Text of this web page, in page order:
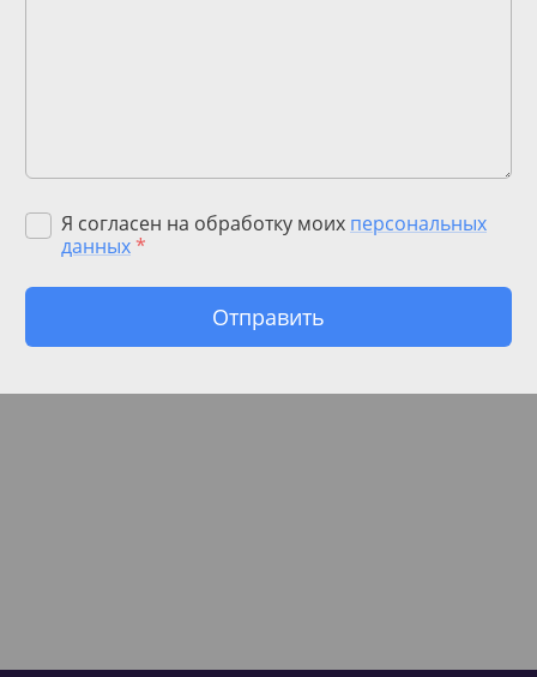
Я согласен на обработку моих персональных
данных*
Отправить